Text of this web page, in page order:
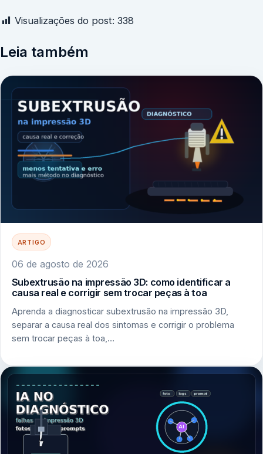
Visualizações do post: 338
Leia também
ARTIGO
06 de agosto de 2026
Subextrusão na impressão 3D: como identificar a
causa real e corrigir sem trocar peças à toa
Aprenda a diagnosticar subextrusão na impressão 3D,
separar a causa real dos sintomas e corrigir o problema
sem trocar peças à toa,…